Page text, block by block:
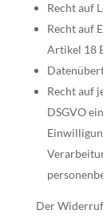
Recht auf
Recht auf
Artikel 18
Recht auf
DSGVO
Der